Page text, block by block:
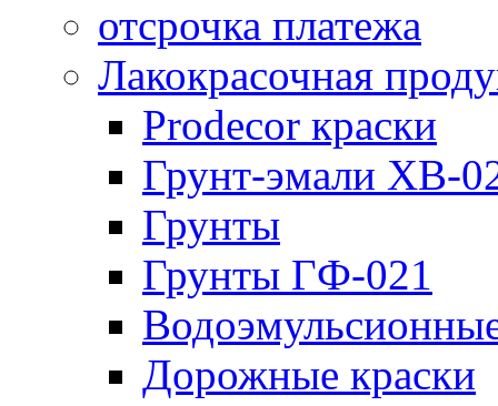
отсрочка платежа
Лакокрасочная
Prodecor краски
Грунт-эмали ХВ-
Грунты
Грунты ГФ-021
Дорожные краски